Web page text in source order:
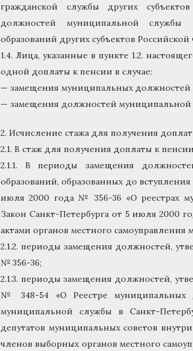
гражданской службы других
должностей муниципальной службы
образований других субъектов
1.4. Лица, указанные в пункте 1.2.
одной доплаты к пенсии в случае:
— замещения муниципальных должностей
— замещения должностей муниципальной
2. Исчисление стажа для получения
2.1. В стаж для получения доплаты к
2.1.1. В периоды замещения
образований, образованных до
июля 2000 года № 356-36 «О реестрах
Закон Санкт-Петербурга от 5 июля 2000
актами органов местного
2.1.2. периоды замещения должностей,
№ 356-36;
2.1.3. периоды замещения должностей,
№ 348-54 «О Реестре муниципальных
муниципальной службы в Санкт-
депутатов муниципальных советов
членов выборных органов местного